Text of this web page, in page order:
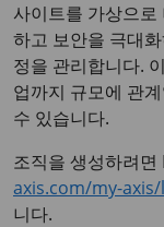
사이트를 가상으
하고 보안을 극대
정을 관리합니다.
업까지 규모에 관
수 있습니다.
조직을 생성하려
axis.com/my-
니다.